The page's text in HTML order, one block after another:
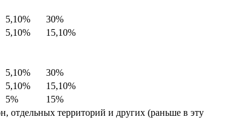
5,10%
30%
5,10%
15,10%
5,10%
30%
5,10%
15,10%
5%
15%
территорий и других (раньше в эту